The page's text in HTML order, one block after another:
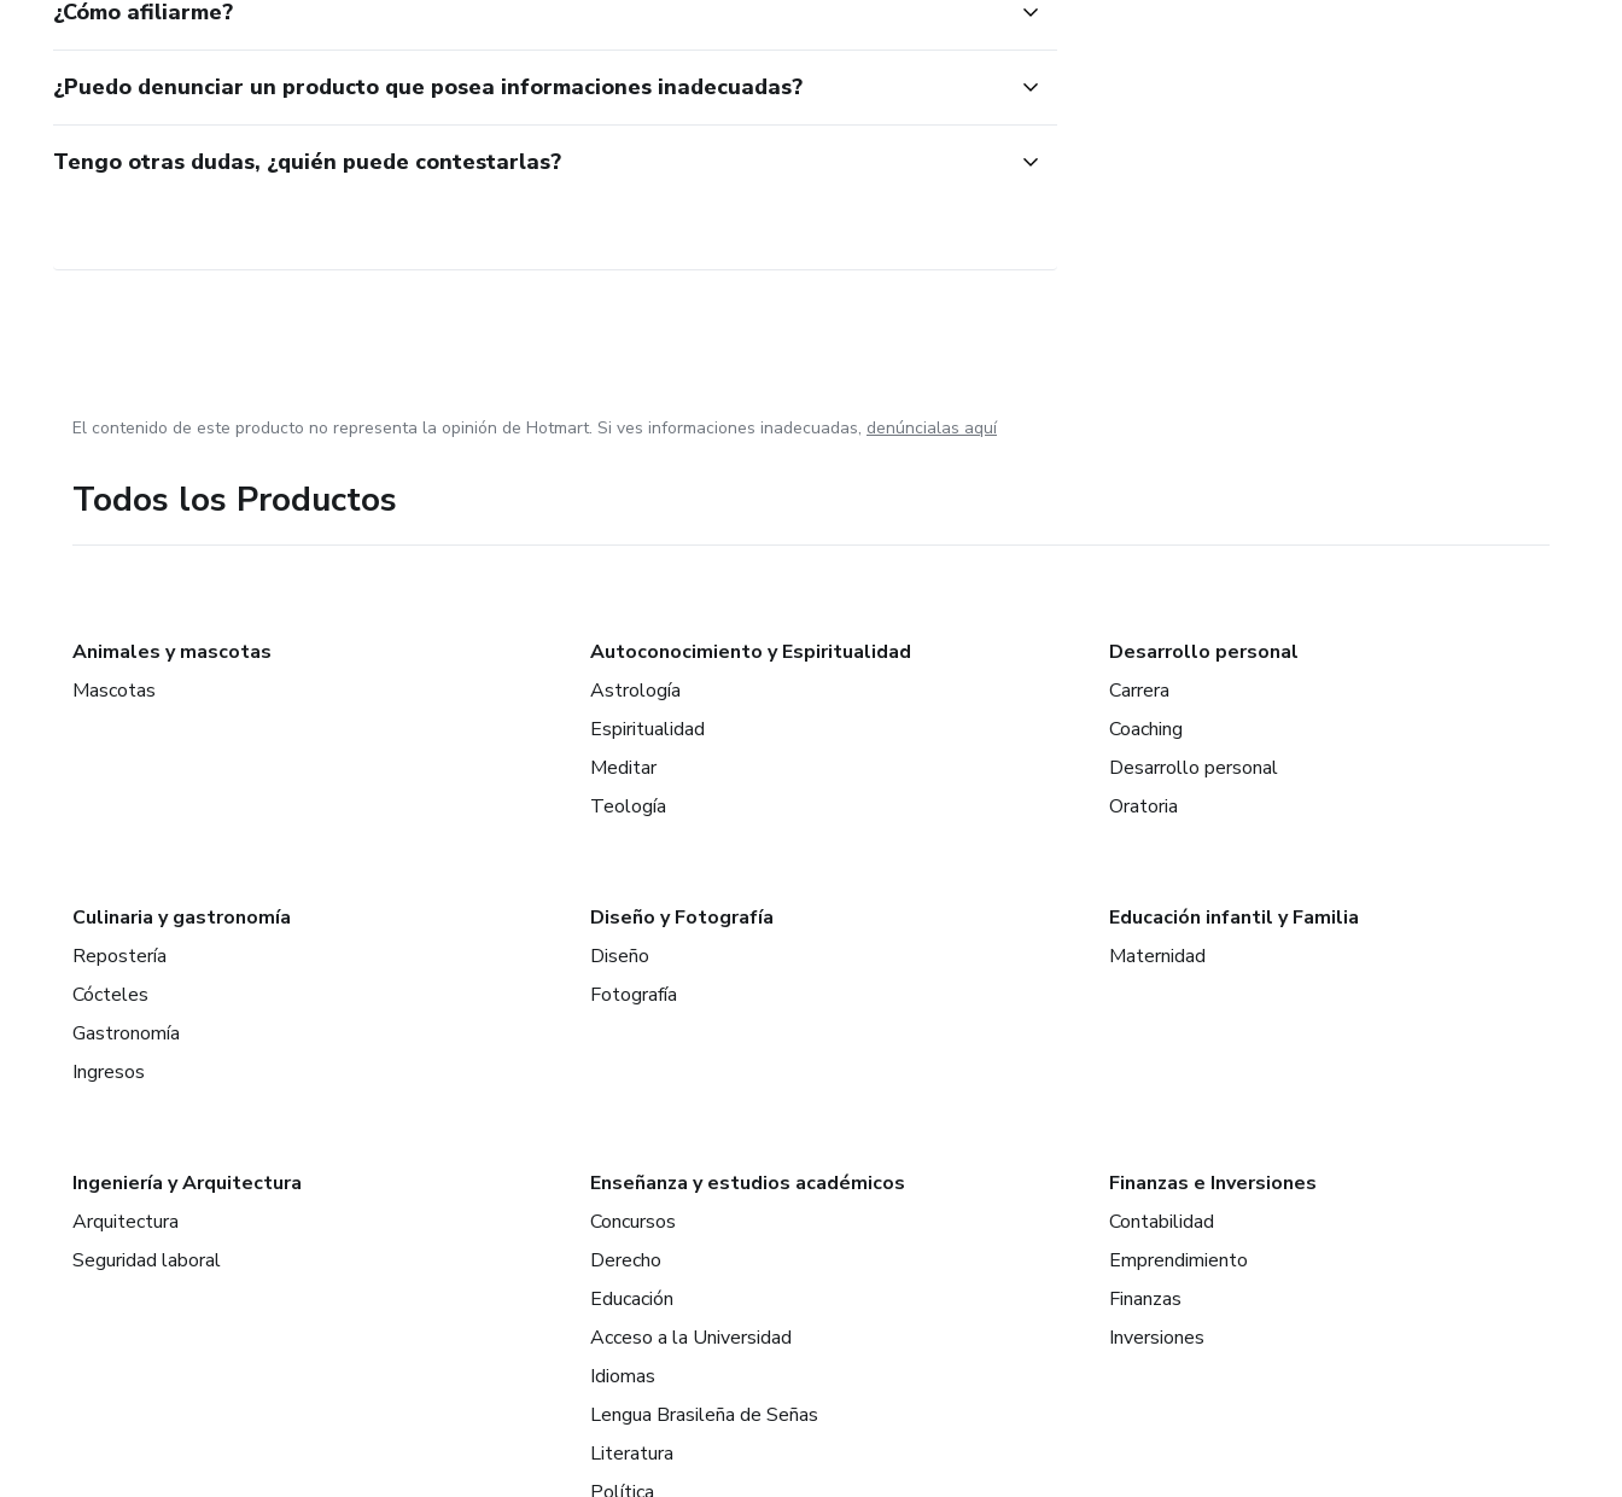
¿Cómo afiliarme?
¿Puedo denunciar un producto que posea informaciones inadecuadas?
Tengo otras dudas, ¿quién puede contestarlas?
El contenido de este producto no representa la opinión de Hotmart. Si ves informaciones inadecuadas, denúncialas aquí
Todos los Productos
Animales y mascotas
Mascotas
Autoconocimiento y Espiritualidad
Astrología
Espiritualidad
Meditar
Teología
Desarrollo personal
Carrera
Coaching
Desarrollo personal
Oratoria
Culinaria y gastronomía
Repostería
Cócteles
Gastronomía
Ingresos
Diseño y Fotografía
Diseño
Fotografía
Educación infantil y Familia
Maternidad
Ingeniería y Arquitectura
Arquitectura
Seguridad laboral
Enseñanza y estudios académicos
Concursos
Derecho
Educación
Acceso a la Universidad
Idiomas
Lengua Brasileña de Señas
Literatura
Finanzas e Inversiones
Contabilidad
Emprendimiento
Finanzas
Inversiones